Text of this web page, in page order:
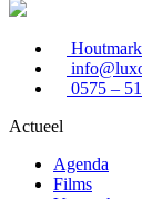
0575 –
Actueel
Agenda
Films